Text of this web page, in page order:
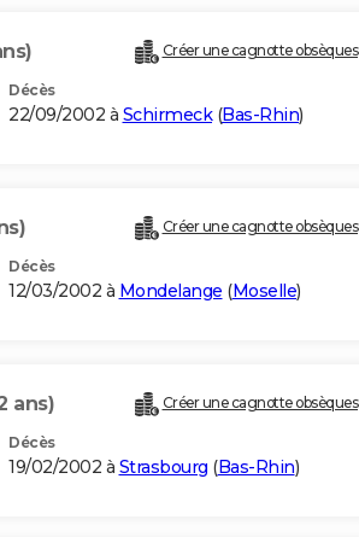
Créer une cagnotte obsèques
Décès
22/09/2002 à Schirmeck(Bas-Rhin)
Créer une cagnotte obsèques
Décès
12/03/2002 à Mondelange (Moselle)
ans) Créer une cagnotte obsèques
Décès
19/02/2002 à Strasbourg (Bas-Rhin)